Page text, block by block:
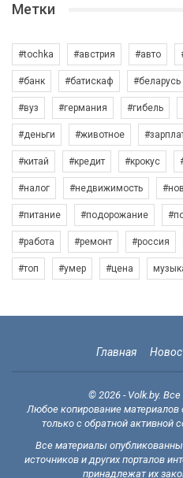
Метки
#tochka #австрия #авто
#банк #батискаф #беларусь
#вуз #германия #гибель
#деньги #животное
#китай #кредит #крокус
#налог #недвижимость
#питание #подорожание
#работа #ремонт #россия
#топ #умер #цена
Главная
© 2026 - Volk.by.
Любое копирование материалов
только с обратной активной
Все материалы
источников и других порталов
принадлежат их